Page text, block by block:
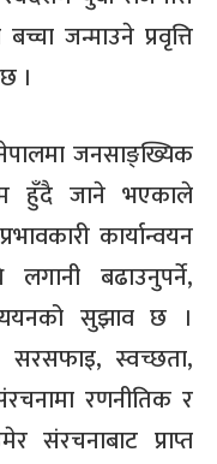
जन्माउने प्रवृत्ति
।
जनसाङ्ख्यिक
हुँदै जाने भएकाले
कार्यान्वयन
लगानी बढाउनुपर्ने,
सुझाव छ ।
सरसफाइ, स्वच्छता,
रणनीतिक र
संरचनाबाट प्राप्त